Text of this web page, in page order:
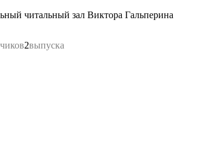
читальный зал Виктора Гальперина
2выпуска